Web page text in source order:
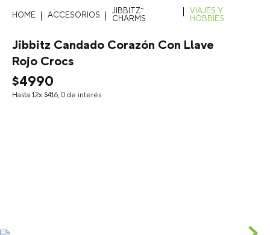
ACCESORIOS
JIBBITZ™
CHARMS
VIAJES Y
HOBBIES
Jibbitz Candado Corazón Con Llave
Rojo Crocs
$4990
Hasta 12x $416, 0 de interés